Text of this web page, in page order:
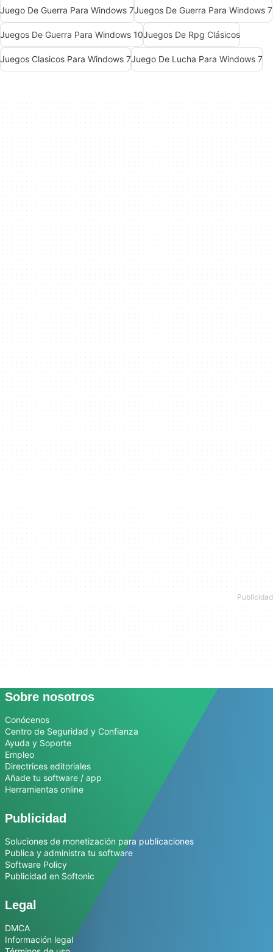
Juego De Guerra Para Windows 7Juegos De Guerra Para Windows 7
Juegos De Guerra Para Windows 10Juegos De Rpg Clásicos
Juegos Clasicos Para Windows 7Juego De Lucha Para Windows 7
Sobre nosotros
Conócenos
Centro de Seguridad y Confianza
Ayuda y Soporte
Empleo
Directrices editoriales
Añade tu software / app
Herramientas online
Publicidad
Soluciones de monetización para publicaciones
Publica y administra tu software
Software Policy
Publicidad en Softonic
Legal
DMCA
Información legal